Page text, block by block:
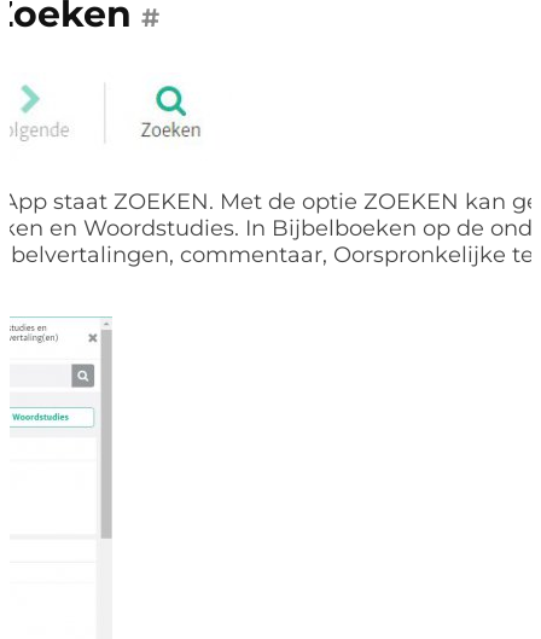
#
staat ZOEKEN. Met de optie ZOEKEN kan
en Woordstudies. In Bijbelboeken op de
commentaar, Oorspronkelijke